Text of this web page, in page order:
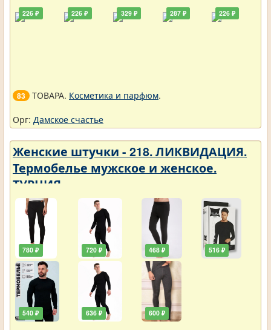
226 ₽ 226 ₽ 329 ₽ 287 ₽ 226 ₽
83 ТОВАРА. Косметика и парфюм.
Орг: Дамское счастье
Женские штучки - 218. ЛИКВИДАЦИЯ.
Термобелье мужское и женское.
ТУРЦИЯ
780 ₽
540 ₽
720 ₽
636 ₽
468 ₽
600 ₽
516 ₽